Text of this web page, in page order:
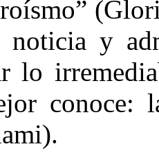
noticia y
lo
conoce: